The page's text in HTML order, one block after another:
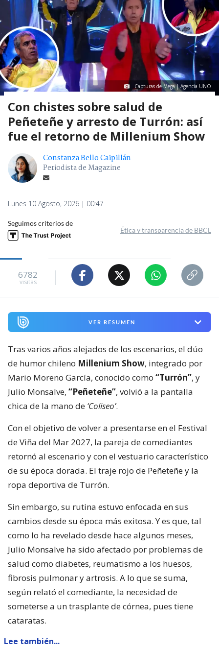
Capturas de Mega | Agencia UNO
Con chistes sobre salud de
Peñeteñe y arresto de Turrón: así
fue el retorno de Millenium Show
Constanza Bello Caipillán
Periodista de Magazine
Lunes 10 Agosto, 2026 | 00:47
Seguimos criterios de
Ética y transparencia de BBCL
6782
visitas
VER RESUMEN
Tras varios años alejados de los escenarios, el dúo
de humor chileno Millenium Show, integrado por
Mario Moreno García, conocido como “Turrón”, y
Julio Monsalve, “Peñeteñe”, volvió a la pantalla
chica de la mano de ‘Coliseo’.
Con el objetivo de volver a presentarse en el Festival
de Viña del Mar 2027, la pareja de comediantes
retornó al escenario y con el vestuario característico
de su época dorada. El traje rojo de Peñeteñe y la
ropa deportiva de Turrón.
Sin embargo, su rutina estuvo enfocada en sus
cambios desde su época más exitosa. Y es que, tal
como lo ha revelado desde hace algunos meses,
Julio Monsalve ha sido afectado por problemas de
salud como diabetes, reumatismo a los huesos,
fibrosis pulmonar y artrosis. A lo que se suma,
según relató el comediante, la necesidad de
someterse a un trasplante de córnea, pues tiene
cataratas.
Lee también...